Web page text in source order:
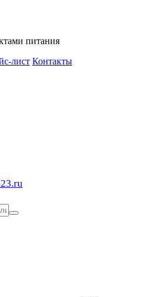
питания
лист Контакты